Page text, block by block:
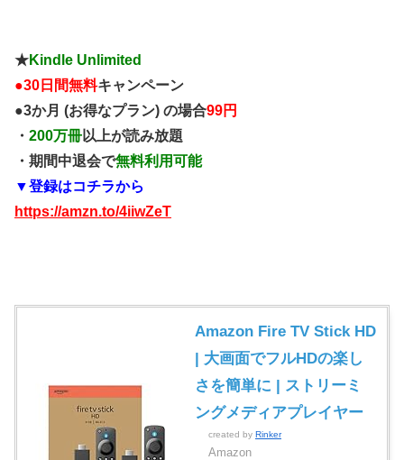
★Kindle Unlimited
●30日間無料キャンペーン
●3か月 (お得なプラン) の場合99円
・ 200万冊以上が読み放題
・期間中退会で無料利用可能
▼登録はコチラから
https://amzn.to/4iiwZeT
Amazon Fire TV Stick HD
| 大画面でフルHDの楽し
さを簡単に | ストリーミ
ングメディアプレイヤー
created by Rinker
Amazon